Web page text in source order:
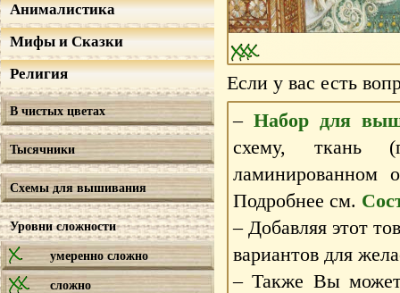
Анималистика
Мифы и Сказки
Религия
В чистых цветах
Тысячники
Схемы для вышивания
Уровни сложности
умеренно сложно
сложно
Если у вас есть
–Набор для
схему, ткань
ламинированном
Подробнее см.
– Добавляя этот
вариантов для
– Также Вы